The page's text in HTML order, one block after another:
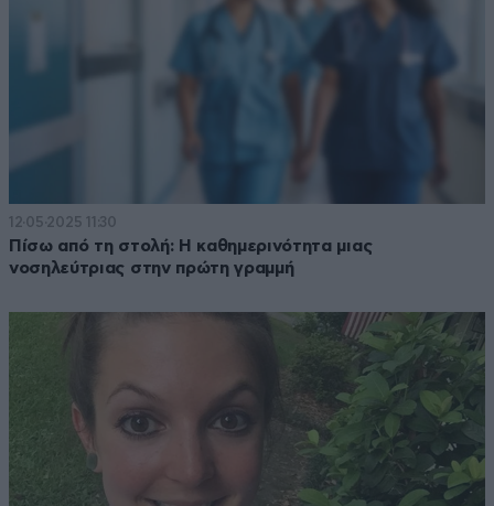
12·05·2025 11:30
Πίσω από τη στολή: Η καθημερινότητα μιας
νοσηλεύτριας στην πρώτη γραμμή